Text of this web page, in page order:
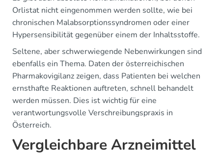
Orlistat nicht eingenommen werden sollte, wie bei
chronischen Malabsorptionssyndromen oder einer
Hypersensibilität gegenüber einem der Inhaltsstoffe.
Seltene, aber schwerwiegende Nebenwirkungen sind
ebenfalls ein Thema. Daten der österreichischen
Pharmakovigilanz zeigen, dass Patienten bei welchen
ernsthafte Reaktionen auftreten, schnell behandelt
werden müssen. Dies ist wichtig für eine
verantwortungsvolle Verschreibungspraxis in
Österreich.
Vergleichbare Arzneimittel